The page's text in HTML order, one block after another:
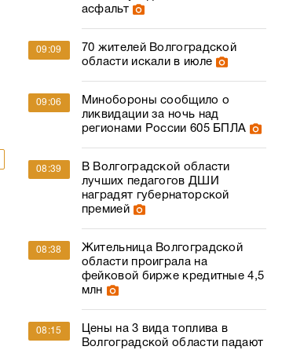
асфальт
09:09
70 жителей Волгоградской
области искали в июле
09:06
Минобороны сообщило о
ликвидации за ночь над
регионами России 605 БПЛА
08:39
В Волгоградской области
лучших педагогов ДШИ
наградят губернаторской
премией
08:38
Жительница Волгоградской
области проиграла на
фейковой бирже кредитные 4,5
млн
08:15
Цены на 3 вида топлива в
Волгоградской области падают